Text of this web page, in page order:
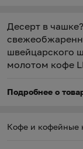
Десерт в
швейцарского
молотом кофе
Подробнее о
Кофе и кофейные